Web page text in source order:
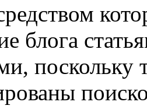
блога
поскольку